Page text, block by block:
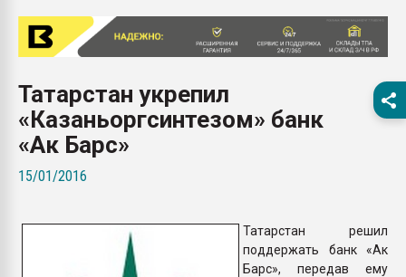
Подмосковье, Москва
28.07.2026
28.07.2026
ПЕРЕЙТИ НА
Татарстан укрепил
«Казаньоргсинтезом» банк
«Ак Барс»
15/01/2016
Татарстан решил
поддержать банк «Ак
Барс», передав ему